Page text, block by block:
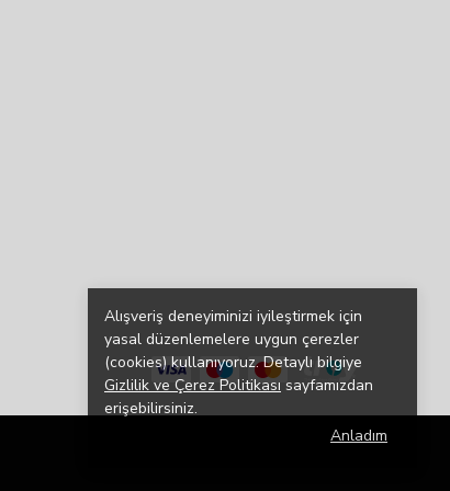
Alışveriş deneyiminizi iyileştirmek için
yasal düzenlemelere uygun çerezler
(cookies) kullanıyoruz. Detaylı bilgiye
Gizlilik ve Çerez Politikası sayfamızdan
erişebilirsiniz.
Anladım